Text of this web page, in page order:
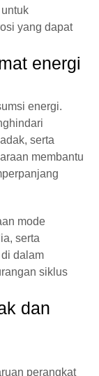
yang dapat
energi
energi.
serta
membantu
mode
serta
dalam
siklus
dan
perangkat